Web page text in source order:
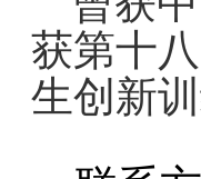
获第十
生创新